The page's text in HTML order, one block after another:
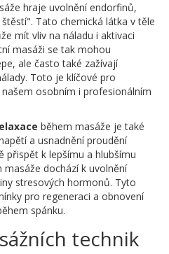
hraje uvolnění endorfinů,
Tato chemická látka v těle
mít vliv na náladu i aktivaci
masáži se tak mohou
ale často také zažívají
Toto je klíčové pro
osobním i profesionálním
během masáže je také
a usnadnění proudění
přispět k lepšímu a hlubšímu
masáže dochází k uvolnění
stresových hormonů. Tyto
pro regeneraci a obnovení
spánku.
technik